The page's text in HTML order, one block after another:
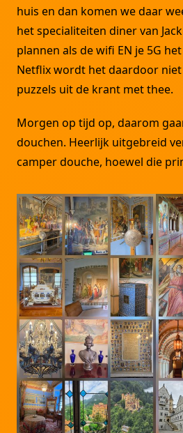
huis en dan komen we daar
het specialiteiten diner van
plannen als de wifi EN je 5G
Netflix wordt het daardoor
puzzels uit de krant met thee.
Morgen op tijd op, daarom
douchen. Heerlijk uitgebreid
camper douche, hoewel die